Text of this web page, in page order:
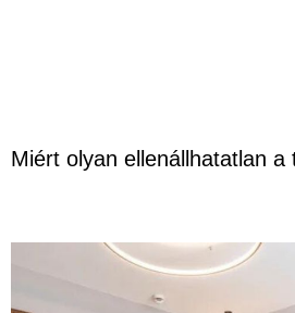
Miért olyan ellenállhatatlan a